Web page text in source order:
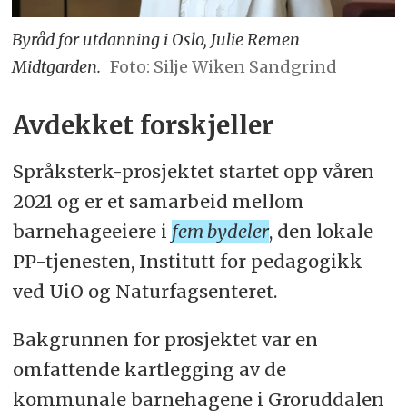
Byråd for utdanning i Oslo, Julie Remen
Midtgarden. Foto: Silje Wiken Sandgrind
Avdekket forskjeller
Språksterk-prosjektet startet opp våren
2021 og er et samarbeid mellom
barnehageeiere i fem bydeler, den lokale
PP-tjenesten, Institutt for pedagogikk
ved UiO og Naturfagsenteret.
Bakgrunnen for prosjektet var en
omfattende kartlegging av de
kommunale barnehagene i Groruddalen